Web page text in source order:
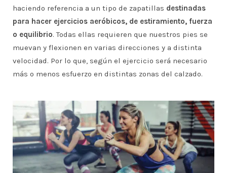
haciendo referencia a un tipo de zapatillas destinadas
para hacer ejercicios aeróbicos, de estiramiento, fuerza
o equilibrio. Todas ellas requieren que nuestros pies se
muevan y flexionen en varias direcciones y a distinta
velocidad. Por lo que, según el ejercicio será necesario
más o menos esfuerzo en distintas zonas del calzado.